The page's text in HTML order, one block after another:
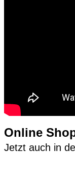
Online
Jetzt auch in